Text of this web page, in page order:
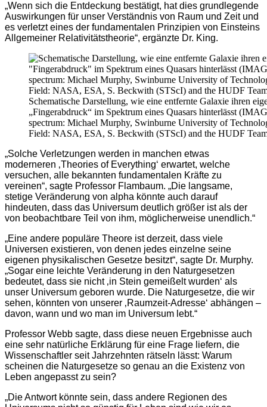
„Wenn sich die Entdeckung bestätigt, hat dies grundlegende
Auswirkungen für unser Verständnis von Raum und Zeit und
es verletzt eines der fundamentalen Prinzipien von Einsteins
Allgemeiner Relativitätstheorie“, ergänzte Dr. King.
Schematische Darstellung, wie eine entfernte Galaxie ihren
„Fingerabdruck“ im Spektrum eines Quasars hinterlässt
spectrum: Michael Murphy, Swinburne University of
Field: NASA, ESA, S. Beckwith (STScI) and the HUDF
„Solche Verletzungen werden in manchen etwas
moderneren ‚Theories of Everything‘ erwartet, welche
versuchen, alle bekannten fundamentalen Kräfte zu
vereinen“, sagte Professor Flambaum. „Die langsame,
stetige Veränderung von alpha könnte auch darauf
hindeuten, dass das Universum deutlich größer ist als der
von beobachtbare Teil von ihm, möglicherweise unendlich.“
„Eine andere populäre Theore ist derzeit, dass viele
Universen existieren, von denen jedes einzelne seine
eigenen physikalischen Gesetze besitzt“, sagte Dr. Murphy.
„Sogar eine leichte Veränderung in den Naturgesetzen
bedeutet, dass sie nicht ‚in Stein gemeißelt wurden‘ als
unser Universum geboren wurde. Die Naturgesetze, die wir
sehen, könnten von unserer ‚Raumzeit-Adresse‘ abhängen –
davon, wann und wo man im Universum lebt.“
Professor Webb sagte, dass diese neuen Ergebnisse auch
eine sehr natürliche Erklärung für eine Frage liefern, die
Wissenschaftler seit Jahrzehnten rätseln lässt: Warum
scheinen die Naturgesetze so genau an die Existenz von
Leben angepasst zu sein?
„Die Antwort könnte sein, dass andere Regionen des